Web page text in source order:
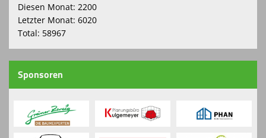
Diesen Monat: 2200
Letzter Monat: 6020
Total: 58967
Sponsoren